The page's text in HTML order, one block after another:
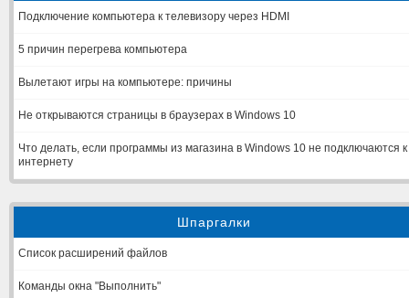
Подключение компьютера к телевизору через HDMI
5 причин перегрева компьютера
Вылетают игры на компьютере: причины
Не открываются страницы в браузерах в Windows 10
Что делать, если программы из магазина в Windows 10 не подключаются к
интернету
Шпаргалки
Список расширений файлов
Команды окна "Выполнить"